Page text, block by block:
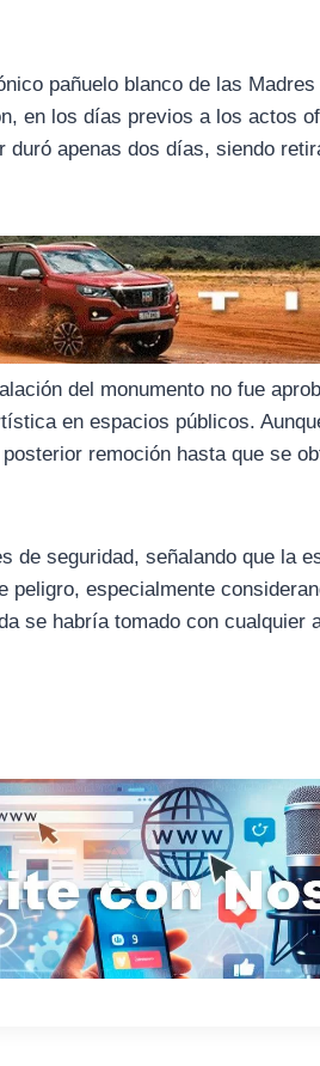
pañuelo blanco de las
en los días previos a los actos
duró apenas dos días, siendo
del monumento no fue
en espacios públicos.
remoción hasta que se
de seguridad, señalando que la
peligro, especialmente
se habría tomado con cualquier